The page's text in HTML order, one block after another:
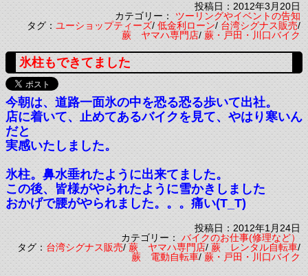
投稿日：2012年3月20日
カテゴリー：ツーリングやイベントの告知
タグ：ユーショップティーズ/低金利ローン/台湾シグナス販売/
蕨 ヤマハ専門店/蕨・戸田・川口バイク
氷柱もできてました
今朝は、道路一面氷の中を恐る恐る歩いて出社。
店に着いて、止めてあるバイクを見て、やはり寒いん
だと
実感いたしました。
氷柱。鼻水垂れたように出来てました。
この後、皆様がやられたように雪かきしました
おかげで腰がやられました。。。痛い(T_T)
投稿日：2012年1月24日
カテゴリー：バイクのお仕事(修理など）
タグ：台湾シグナス販売/蕨 ヤマハ専門店/蕨 レンタル自転車/
蕨 電動自転車/蕨・戸田・川口バイク